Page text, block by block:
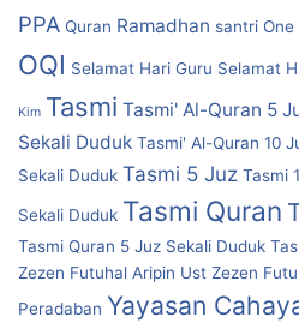
PPA Quran Ramadhan santri
OQI Selamat Hari Guru Selamat
Kim Tasmi Tasmi' Al-Quran 5
Sekali Duduk Tasmi' Al-Quran 10
Sekali Duduk Tasmi 5 Juz Tasmi
Sekali Duduk Tasmi Quran
Tasmi Quran 5 Juz Sekali Duduk
Zezen Futuhal Aripin Ust Zezen
Peradaban Yayasan